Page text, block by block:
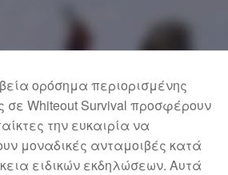
ορόσημα περιορισμένης
σε Whiteout Survival προσφέρουν
την ευκαιρία να
μοναδικές ανταμοιβές κατά
ειδικών εκδηλώσεων. Αυτά